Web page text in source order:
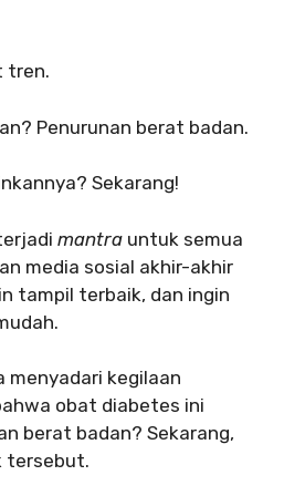
tren.
Penurunan berat badan.
Sekarang!
mantra untuk semua
media sosial akhir-akhir
tampil terbaik, dan ingin
menyadari kegilaan
obat diabetes ini
berat badan? Sekarang,
tersebut.